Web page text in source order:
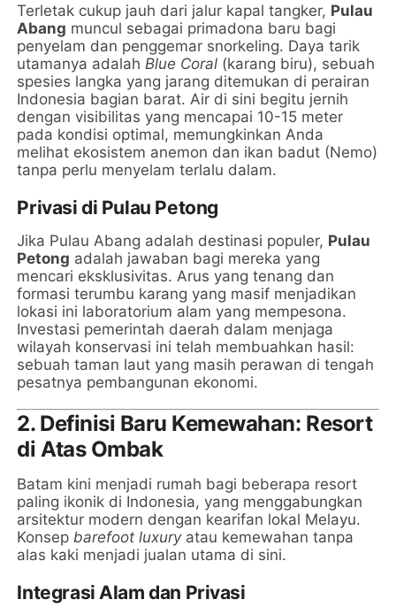
Terletak cukup jauh dari jalur kapal tangker, Pulau
Abang muncul sebagai primadona baru bagi
penyelam dan penggemar snorkeling. Daya tarik
utamanya adalah Blue Coral (karang biru), sebuah
spesies langka yang jarang ditemukan di perairan
Indonesia bagian barat. Air di sini begitu jernih
dengan visibilitas yang mencapai 10-15 meter
pada kondisi optimal, memungkinkan Anda
melihat ekosistem anemon dan ikan badut (Nemo)
tanpa perlu menyelam terlalu dalam.
Privasi di Pulau Petong
Jika Pulau Abang adalah destinasi populer, Pulau
Petong adalah jawaban bagi mereka yang
mencari eksklusivitas. Arus yang tenang dan
formasi terumbu karang yang masif menjadikan
lokasi ini laboratorium alam yang mempesona.
Investasi pemerintah daerah dalam menjaga
wilayah konservasi ini telah membuahkan hasil:
sebuah taman laut yang masih perawan di tengah
pesatnya pembangunan ekonomi.
2. Definisi Baru Kemewahan: Resort
di Atas Ombak
Batam kini menjadi rumah bagi beberapa resort
paling ikonik di Indonesia, yang menggabungkan
arsitektur modern dengan kearifan lokal Melayu.
Konsep barefoot luxuryatau kemewahan tanpa
alas kaki menjadi jualan utama di sini.
Integrasi Alam dan Privasi